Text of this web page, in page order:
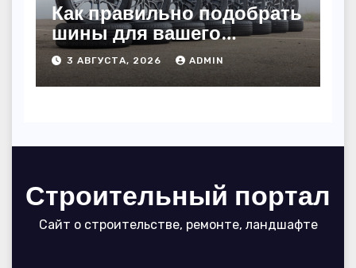
Как правильно подобрать
шины для вашего
автомобиля: полное
руководство
3 АВГУСТА, 2026 ADMIN
Строительный портал
Сайт о строительстве, ремонте, ландшафте